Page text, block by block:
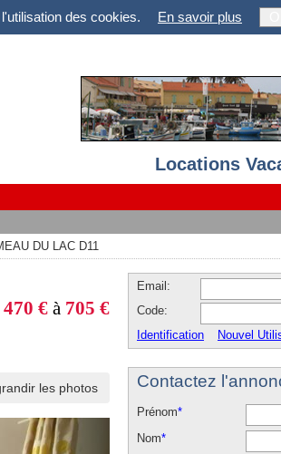
des cookies. En savoir plus
Locations
DU LAC D11
470 € à 705 €
les photos
Email:
Code:
Identification
Nouvel
Contactez
Prénom*
Nom*